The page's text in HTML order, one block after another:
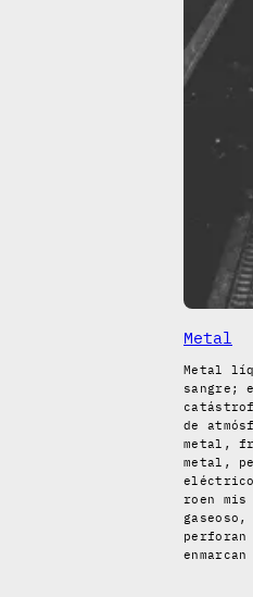
Metal
Metal
sangre;
de
metal,
metal,
roen
enmarcan